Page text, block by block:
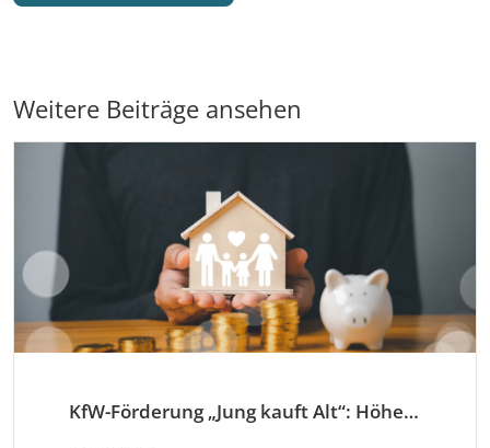
Weitere Beiträge ansehen
KfW-Förderung „Jung kauft Alt“: Höhere Kredite ab August 2026